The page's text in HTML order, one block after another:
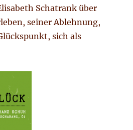
Schatrank über
seiner Ablehnung,
sich als